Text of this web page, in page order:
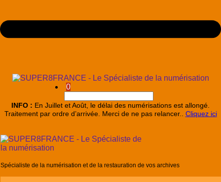
0
INFO : En Juillet et Août, le délai des numérisations est allongé.
Traitement par ordre d’arrivée. Merci de ne pas relancer..
Cliquez ici
Spécialiste de la numérisation et de la restauration de vos archives